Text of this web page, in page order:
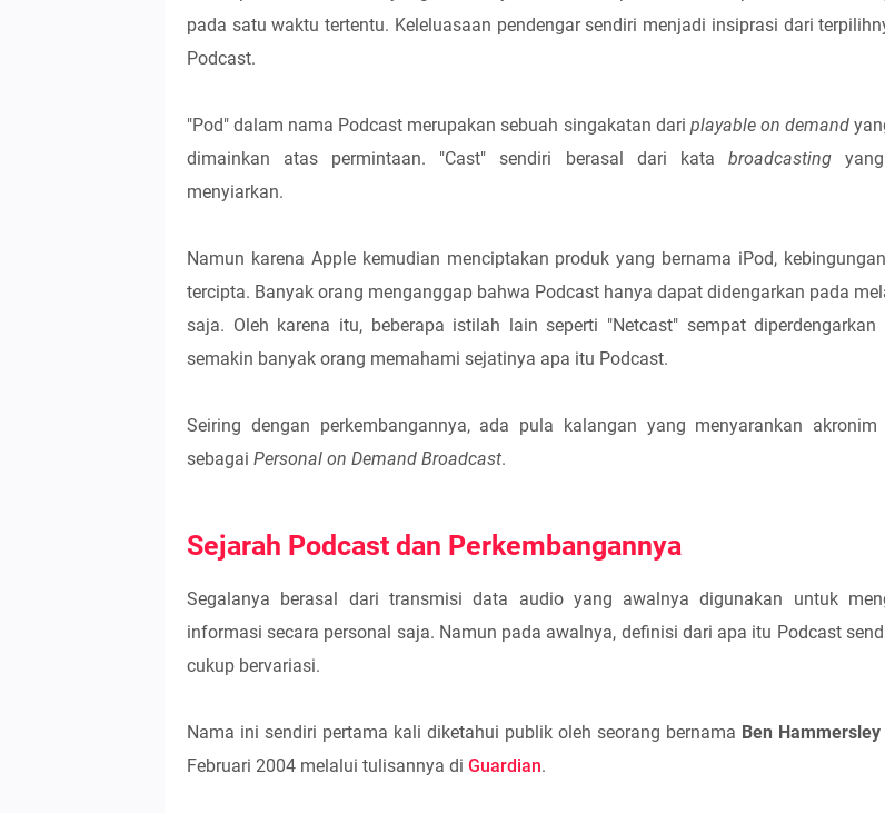
pada satu waktu tertentu. Keleluasaan pendengar sendiri menjadi insiprasi dari
Podcast.
"Pod" dalam nama Podcast merupakan sebuah singakatan dari playable on demand
dimainkan atas permintaan. "Cast" sendiri berasal dari kata broadcastingyang
menyiarkan.
Namun karena Apple kemudian menciptakan produk yang bernama iPod,
tercipta. Banyak orang menganggap bahwa Podcast hanya dapat didengarkan pada
saja. Oleh karena itu, beberapa istilah lain seperti "Netcast" sempat diperdengarkan
semakin banyak orang memahami sejatinya apa itu Podcast.
Seiring dengan perkembangannya, ada pula kalangan yang menyarankan akronim
sebagai Personal on Demand Broadcast.
Sejarah Podcast dan Perkembangannya
Segalanya berasal dari transmisi data audio yang awalnya digunakan untuk
informasi secara personal saja. Namun pada awalnya, definisi dari apa itu Podcast
cukup bervariasi.
Nama ini sendiri pertama kali diketahui publik oleh seorang bernama Ben Hammersley
Februari 2004 melalui tulisannya di Guardian.